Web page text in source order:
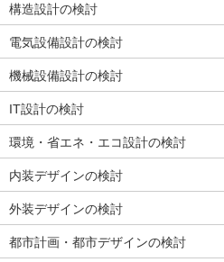
構造設計の検討
電気設備設計の検討
機械設備設計の検討
IT設計の検討
環境・省エネ・エコ設計の検討
内装デザインの検討
外装デザインの検討
都市計画・都市デザインの検討